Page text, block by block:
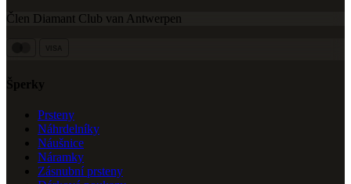
Člen Diamant Club van Antwerpen
Šperky
Prsteny
Náhrdelníky
Náušnice
Náramky
Zásnubní prsteny